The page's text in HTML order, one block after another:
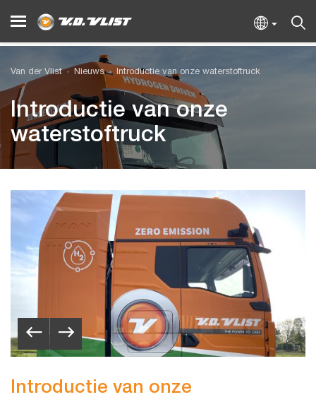
Van der Vlist Nieuws Introductie van onze waterstoftruck
Introductie van onze
waterstoftruck
Introductie van onze